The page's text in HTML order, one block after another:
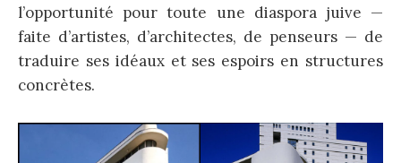
l’opportunité pour toute une diaspora juive —
faite d’artistes, d’architectes, de penseurs — de
traduire ses idéaux et ses espoirs en structures
concrètes.